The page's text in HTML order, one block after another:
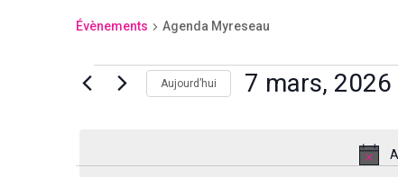
Évènements Agenda Myreseau
Évènements
for
2026
Aujourd’hui 7 mars, 2026